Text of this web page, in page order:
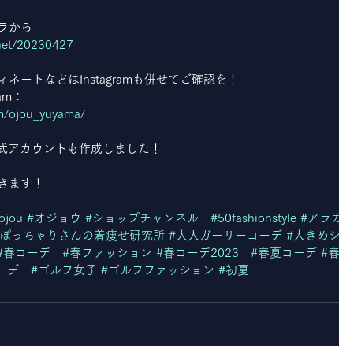
から
20230427
ネートなどはInstagramも併せてご確認を！
：
ojou_yuyama/
アカウントも作成しました！
ます！
#オジョウ #ショップチャンネル #50fashionstyle #アラ
っちゃりさんの着痩せ研究所 #大人ガーリーコーデ #大きめ
春コーデ #春ファッション #春コーデ2023 #春夏コーデ #
デ #ゴルフ女子 #ゴルフファッション #初夏